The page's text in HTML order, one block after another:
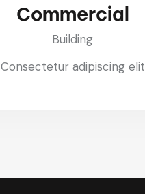
Commercial
Building
Consectetur adipiscing elit